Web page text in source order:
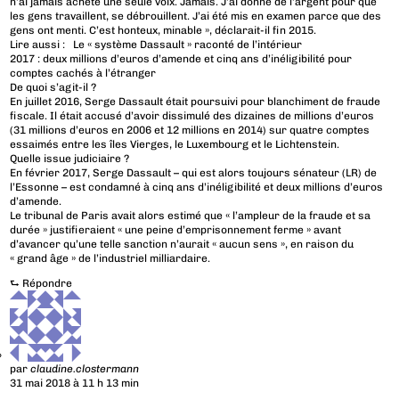
les gens travaillent, se débrouillent. J’ai été mis en examen parce que des
gens ont menti. C’est honteux, minable », déclarait-il fin 2015.
Lire aussi : Le « système Dassault » raconté de l’intérieur
2017 : deux millions d’euros d’amende et cinq ans d’inéligibilité pour
comptes cachés à l’étranger
De quoi s’agit-il ?
En juillet 2016, Serge Dassault était poursuivi pour blanchiment de fraude
fiscale. Il était accusé d’avoir dissimulé des dizaines de millions d’euros
(31 millions d’euros en 2006 et 12 millions en 2014) sur quatre comptes
essaimés entre les îles Vierges, le Luxembourg et le Lichtenstein.
Quelle issue judiciaire ?
En février 2017, Serge Dassault – qui est alors toujours sénateur (LR) de
l’Essonne – est condamné à cinq ans d’inéligibilité et deux millions d’euros
d’amende.
Le tribunal de Paris avait alors estimé que « l’ampleur de la fraude et sa
durée » justifieraient « une peine d’emprisonnement ferme » avant
d’avancer qu’une telle sanction n’aurait « aucun sens », en raison du
« grand âge » de l’industriel milliardaire.
⮑ Répondre
parclaudine.clostermann
31 mai 2018 à 11 h 13 min